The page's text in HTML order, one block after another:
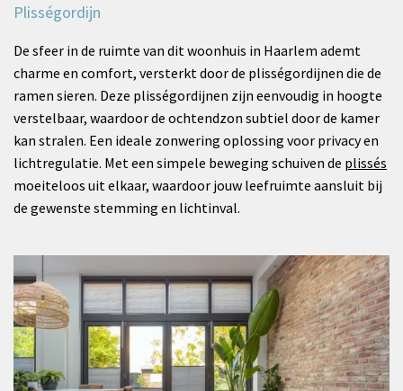
Plisségordijn
De sfeer in de ruimte van dit woonhuis in Haarlem ademt
charme en comfort, versterkt door de plisségordijnen die de
ramen sieren. Deze plisségordijnen zijn eenvoudig in hoogte
verstelbaar, waardoor de ochtendzon subtiel door de kamer
kan stralen. Een ideale zonwering oplossing voor privacy en
lichtregulatie. Met een simpele beweging schuiven de plissés
moeiteloos uit elkaar, waardoor jouw leefruimte aansluit bij
de gewenste stemming en lichtinval.